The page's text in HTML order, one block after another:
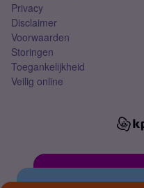
Privacy
Disclaimer
Voorwaarden
Storingen
Toegankelijkheid
Veilig online